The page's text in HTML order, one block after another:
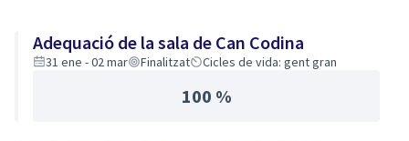
Adequació de la sala de Can Codina
31 ene - 02 mar Finalitzat Cicles de vida: gent gran
100 %